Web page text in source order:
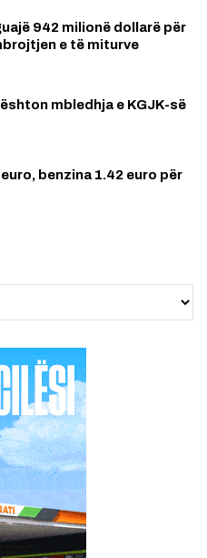
942 milionë dollarë për
e të miturve
mbledhja e KGJK-së
benzina 1.42 euro për